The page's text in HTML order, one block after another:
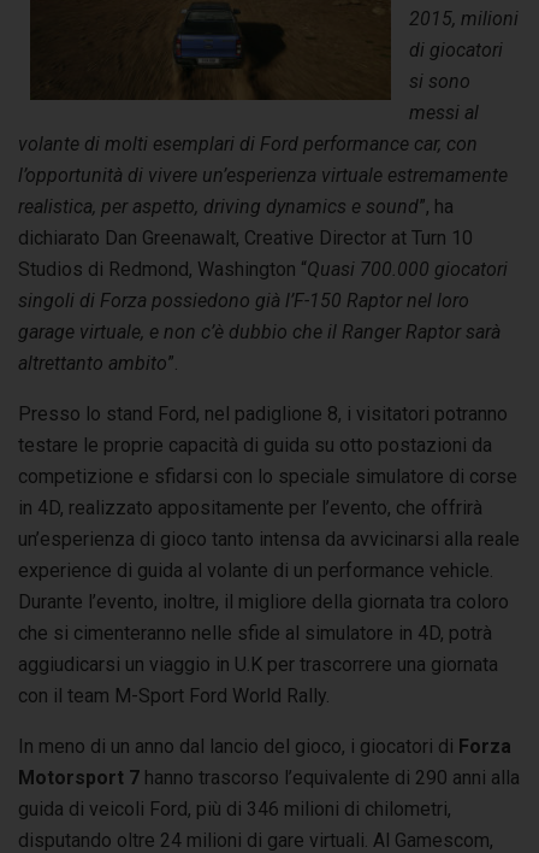
2015, milioni
di giocatori
si sono
messi al
volante di molti esemplari di Ford performance car, con
l’opportunità di vivere un’esperienza virtuale estremamente
realistica, per aspetto, driving dynamics e sound”, ha
dichiarato Dan Greenawalt, Creative Director at Turn 10
Studios di Redmond, Washington “Quasi 700.000 giocatori
singoli di Forza possiedono già l’F-150 Raptor nel loro
garage virtuale, e non c’è dubbio che il Ranger Raptor sarà
altrettanto ambito”.
Presso lo stand Ford, nel padiglione 8, i visitatori potranno
testare le proprie capacità di guida su otto postazioni da
competizione e sfidarsi con lo speciale simulatore di corse
in 4D, realizzato appositamente per l’evento, che offrirà
un’esperienza di gioco tanto intensa da avvicinarsi alla reale
experience di guida al volante di un performance vehicle.
Durante l’evento, inoltre, il migliore della giornata tra coloro
che si cimenteranno nelle sfide al simulatore in 4D, potrà
aggiudicarsi un viaggio in U.K per trascorrere una giornata
con il team M-Sport Ford World Rally.
In meno di un anno dal lancio del gioco, i giocatori di Forza
Motorsport 7 hanno trascorso l’equivalente di 290 anni alla
guida di veicoli Ford, più di 346 milioni di chilometri,
disputando oltre 24 milioni di gare virtuali. Al Gamescom,